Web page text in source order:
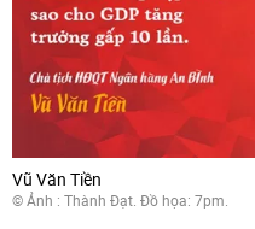
Vũ Văn Tiền
© Ảnh : Thành Đạt. Đồ họa: 7pm.